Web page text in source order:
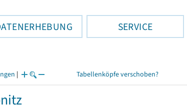
SERVICE
| Tabellenköpfe verschoben?